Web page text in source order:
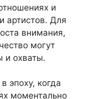
и
артистов. Для
внимания,
могут
и охваты.
эпоху, когда
моментально